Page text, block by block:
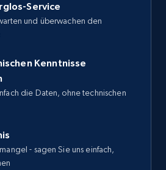
Service
und überwachen den
Kenntnisse
die Daten, ohne technischen
- sagen Sie uns einfach,